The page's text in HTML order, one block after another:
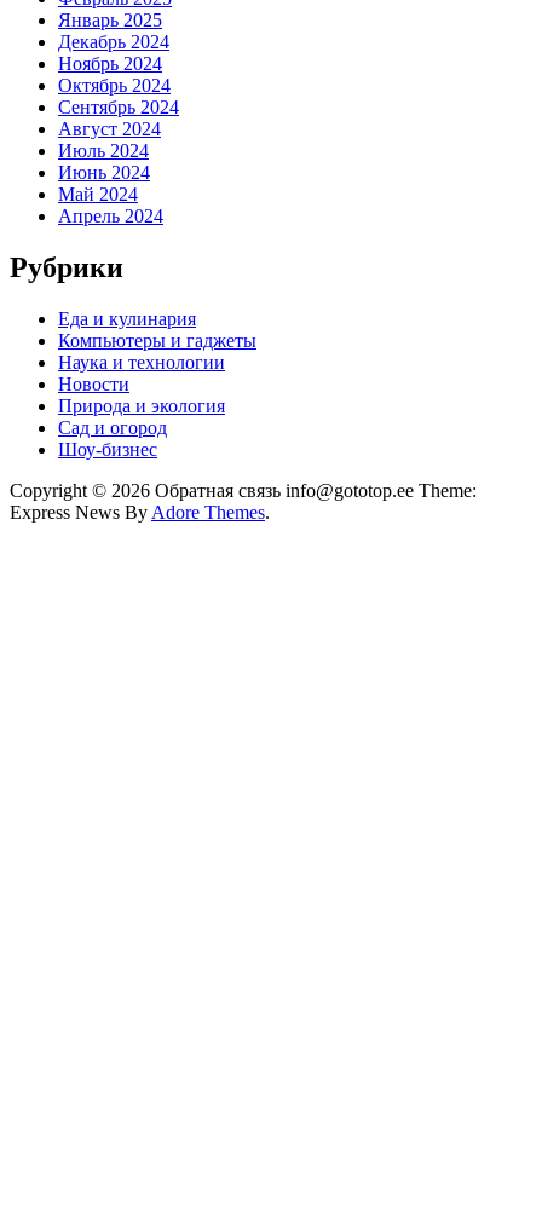
Январь 2025
Декабрь 2024
Ноябрь 2024
Октябрь 2024
Сентябрь 2024
Август 2024
Июль 2024
Июнь 2024
Май 2024
Апрель 2024
Рубрики
Еда и кулинария
Компьютеры и гаджеты
Наука и технологии
Новости
Природа и экология
Сад и огород
Шоу-бизнес
Copyright © 2026 Обратная связь info@gototop.ee Theme:
Express News By Adore Themes.